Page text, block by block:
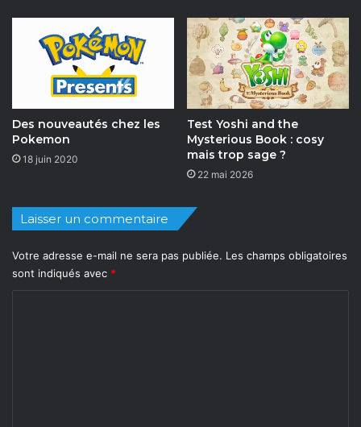
Des nouveautés chez les
Pokemon
18 juin 2020
Test Yoshi and the
Mysterious Book : cosy
mais trop sage ?
22 mai 2026
Laisser un commentaire
Votre adresse e-mail ne sera pas publiée. Les champs obligatoires
sont indiqués avec *